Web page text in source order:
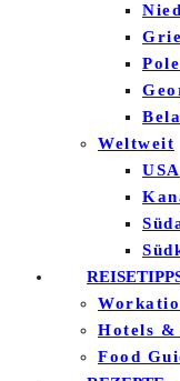
Weltweit
USA
Hotels &
Food